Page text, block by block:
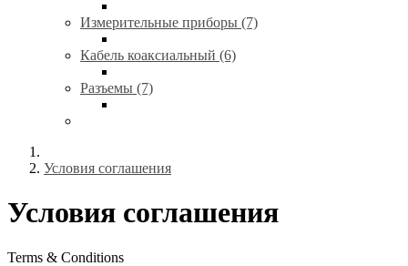
Измерительные приборы (7)
Кабель коаксиальный (6)
Разъемы (7)
Условия соглашения
Условия соглашения
Terms & Conditions